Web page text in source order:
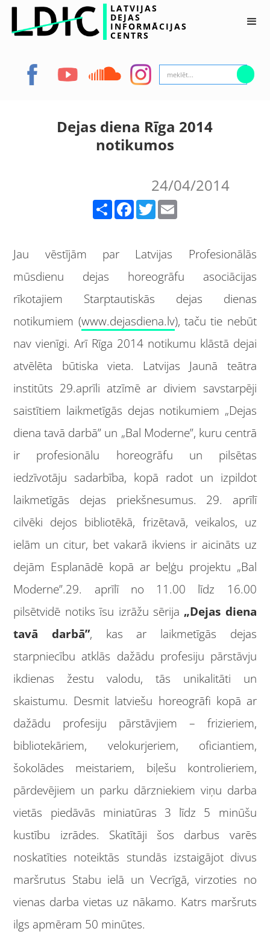
LATVIJAS
DEJAS
INFORMĀCIJAS
CENTRS
Dejas diena Rīga 2014
notikumos
24/04/2014
Facebook Twitter
Jau vēstījām par Latvijas Profesionālās
mūsdienu dejas horeogrāfu asociācijas
rīkotajiem Starptautiskās dejas dienas
notikumiem (www.dejasdiena.lv), taču tie nebūt
nav vienīgi. Arī Rīga 2014 notikumu klāstā dejai
atvēlēta būtiska vieta. Latvijas Jaunā teātra
institūts 29.aprīli atzīmē ar diviem savstarpēji
saistītiem laikmetīgās dejas notikumiem „Dejas
diena tavā darbā” un „Bal Moderne”, kuru centrā
ir profesionālu horeogrāfu un pilsētas
iedzīvotāju sadarbība, kopā radot un izpildot
laikmetīgās dejas priekšnesumus. 29. aprīlī
cilvēki dejos bibliotēkā, frizētavā, veikalos, uz
ielām un citur, bet vakarā ikviens ir aicināts uz
dejām Esplanādē kopā ar beļģu projektu „Bal
Moderne”.29. aprīlī no 11.00 līdz 16.00
pilsētvidē notiks īsu izrāžu sērija „Dejas diena
tavā darbā”, kas ar laikmetīgās dejas
starpniecību atklās dažādu profesiju pārstāvju
ikdienas žestu valodu, tās unikalitāti un
skaistumu. Desmit latviešu horeogrāfi kopā ar
dažādu profesiju pārstāvjiem – frizieriem,
bibliotekāriem, velokurjeriem, oficiantiem,
šokolādes meistariem, biļešu kontrolieriem,
pārdevējiem un parku dārzniekiem viņu darba
vietās piedāvās miniatūras 3 līdz 5 minūšu
kustību izrādes. Skatītāji šos darbus varēs
noskatīties noteiktās stundās izstaigājot divus
maršrutus Stabu ielā un Vecrīgā, virzoties no
vienas darba vietas uz nākamo. Katrs maršruts
ilgs apmēram 50 minūtes.